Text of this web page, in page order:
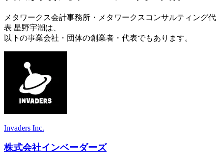
メタワークス会計事務所・メタワークスコンサルティング代
表 星野宇潮は、
以下の事業会社・団体の創業者・代表でもあります。
Invaders Inc.
株式会社インベーダーズ